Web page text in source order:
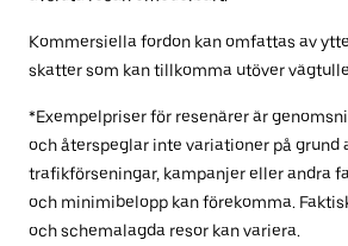
Kommersiella fordon kan omfattas av
skatter som kan tillkomma utöver
*Exempelpriser för resenärer är
och återspeglar inte variationer på grund
trafikförseningar, kampanjer eller andra
och minimibelopp kan förekomma.
och schemalagda resor kan variera.